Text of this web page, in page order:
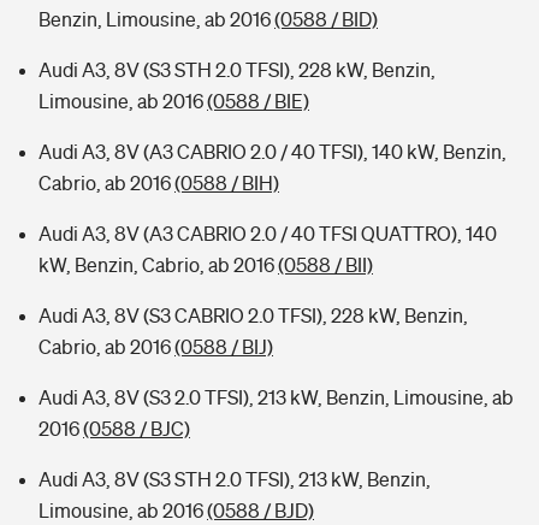
Benzin, Limousine, ab 2016(0588 / BID)
Audi A3, 8V (S3 STH 2.0 TFSI), 228 kW, Benzin,
Limousine, ab 2016(0588 / BIE)
Audi A3, 8V (A3 CABRIO 2.0 / 40 TFSI), 140 kW, Benzin,
Cabrio, ab 2016(0588 / BIH)
Audi A3, 8V (A3 CABRIO 2.0 / 40 TFSI QUATTRO), 140
kW, Benzin, Cabrio, ab 2016(0588 / BII)
Audi A3, 8V (S3 CABRIO 2.0 TFSI), 228 kW, Benzin,
Cabrio, ab 2016(0588 / BIJ)
Audi A3, 8V (S3 2.0 TFSI), 213 kW, Benzin, Limousine, ab
2016(0588 / BJC)
Audi A3, 8V (S3 STH 2.0 TFSI), 213 kW, Benzin,
Limousine, ab 2016(0588 / BJD)